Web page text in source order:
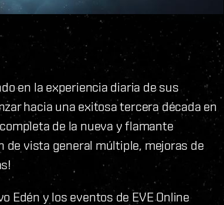
en la experiencia diaria de sus
hacia una exitosa tercera década en
de la nueva y flamante
de vista general múltiple, mejoras de
Edén y los eventos de EVE Online